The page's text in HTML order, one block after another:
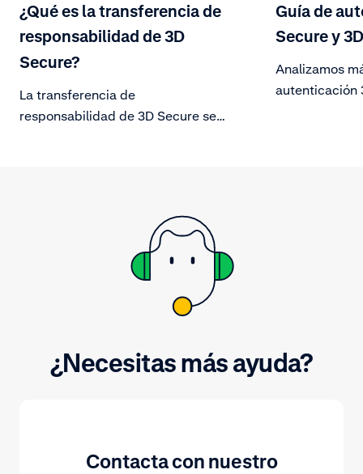
¿Qué es la transferencia de
responsabilidad de 3D
Secure?
La transferencia de
responsabilidad de 3D Secure se
Guía de
Secure y
Analizamos
autenticación
¿Necesitas más ayuda?
Contacta con nuestro